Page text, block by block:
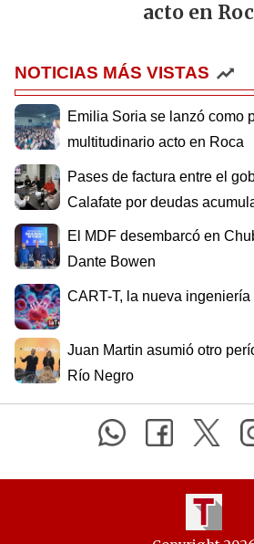
acto en
NOTICIAS MÁS VISTAS
Emilia Soria se lanzó como
multitudinario acto en Roca
Pases de factura entre el
Calafate por deudas
El MDF desembarcó en
Dante Bowen
CART-T, la nueva
Juan Martin asumió otro
Río Negro